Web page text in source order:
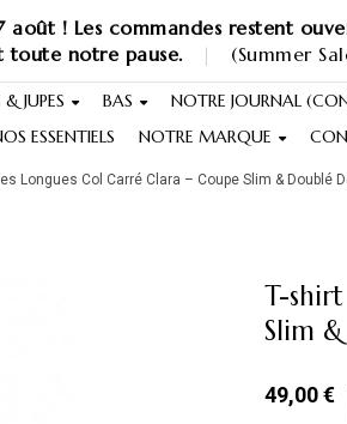
août ! Les commandes restent
toute notre pause.
| (Summer
JUPES BAS NOTRE JOURNAL
ESSENTIELS
NOTRE MARQUE
Longues Col Carré Clara – Coupe Slim & Doublé
T-
Slim
49,00 €